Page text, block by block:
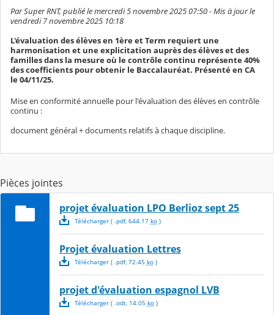
Par Super RNT, publié le mercredi 5 novembre 2025 07:50 - Mis à jour le
vendredi 7 novembre 2025 10:18
L'évaluation des élèves en 1ère et Term requiert une
harmonisation et une explicitation auprès des élèves et des
familles dans la mesure où le contrôle continu représente 40%
des coefficients pour obtenir le Baccalauréat. Présenté en CA
le 04/11/25.
Mise en conformité annuelle pour l'évaluation des élèves en contrôle
continu :
document général + documents relatifs à chaque discipline.
Pièces jointes
projet évaluation LPO Berlioz sept 25
Télécharger( .pdf, 644.17 ko)
Projet évaluation Lettres
Télécharger( .pdf, 72.45 ko)
projet d'évaluation espagnol LVB
Télécharger( .odt, 14.05 ko)